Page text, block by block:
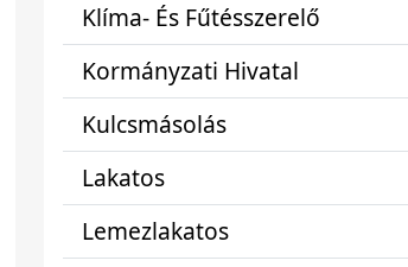
Klíma- És Fűtésszerelő
Kormányzati Hivatal
Kulcsmásolás
Lakatos
Lemezlakatos